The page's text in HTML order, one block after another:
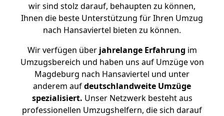
wir sind stolz darauf, behaupten zu können,
Ihnen die beste Unterstützung für Ihren Umzug
nach Hansaviertel bieten zu können.
Wir verfügen überjahrelange Erfahrung im
Umzugsbereich und haben uns auf Umzüge von
Magdeburg nach Hansaviertel und unter
anderem aufdeutschlandweite Umzüge
spezialisiert. Unser Netzwerk besteht aus
professionellen Umzugshelfern, die sich darauf